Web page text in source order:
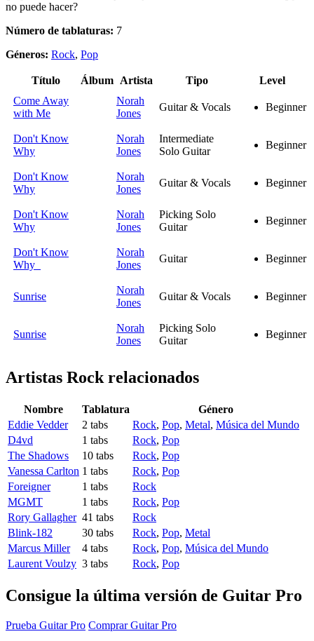
no puede hacer?
Número de tablaturas: 7
Géneros: Rock, Pop
Título Álbum Artista Tipo
Level
Come Away
with Me
Norah
Jones
Guitar & Vocals Beginner
Don't Know
Why
Norah
Jones
Intermediate
Solo Guitar
Beginner
Don't Know
Why
Norah
Jones
Guitar & Vocals Beginner
Don't Know
Why
Norah
Jones
Picking Solo
Guitar
Beginner
Don't Know
Why
Norah
Jones
Guitar Beginner
Sunrise
Norah
Jones
Guitar & Vocals Beginner
Sunrise
Norah
Jones
Picking Solo
Guitar
Beginner
Artistas Rockrelacionados
Nombre Tablatura
Género
Eddie Vedder
2 tabs Rock, Pop, Metal, Música del Mundo
D4vd
1 tabs Rock, Pop
The Shadows
10 tabs Rock, Pop
Vanessa Carlton 1 tabs Rock, Pop
Foreigner
1 tabs
Rock
MGMT
1 tabs Rock, Pop
Rory Gallagher 41 tabs
Rock
Blink-182
30 tabs Rock, Pop, Metal
Marcus Miller
4 tabs Rock, Pop, Música del Mundo
Laurent Voulzy 3 tabs Rock, Pop
Consigue la última versión de Guitar Pro
Prueba Guitar Pro Comprar Guitar Pro